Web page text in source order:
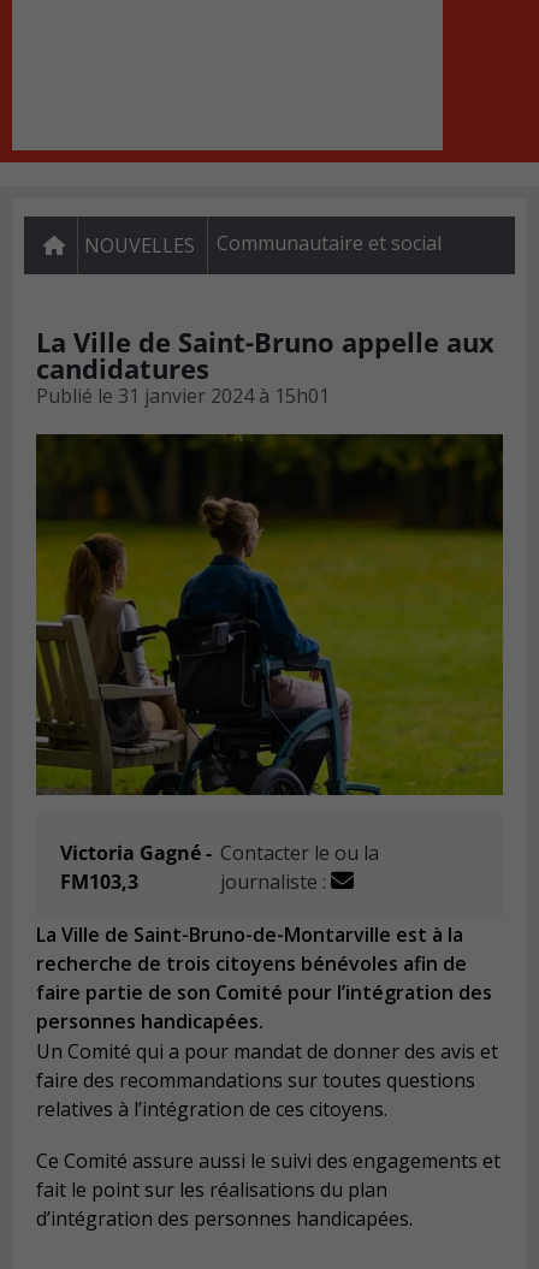
NOUVELLES Communautaire et social
La Ville de Saint-Bruno appelle aux
candidatures
Publié le 31 janvier 2024 à 15h01
Victoria Gagné -
FM103,3
Contacter le ou la
journaliste :
La Ville de Saint-Bruno-de-Montarville est à la
recherche de trois citoyens bénévoles afin de
faire partie de son Comité pour l’intégration des
personnes handicapées.
Un Comité qui a pour mandat de donner des avis et
faire des recommandations sur toutes questions
relatives à l’intégration de ces citoyens.
Ce Comité assure aussi le suivi des engagements et
fait le point sur les réalisations du plan
d’intégration des personnes handicapées.